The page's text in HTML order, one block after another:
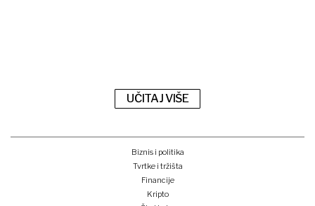
UČITAJ VIŠE
Biznis i politika
Tvrtke i tržišta
Financije
Kripto